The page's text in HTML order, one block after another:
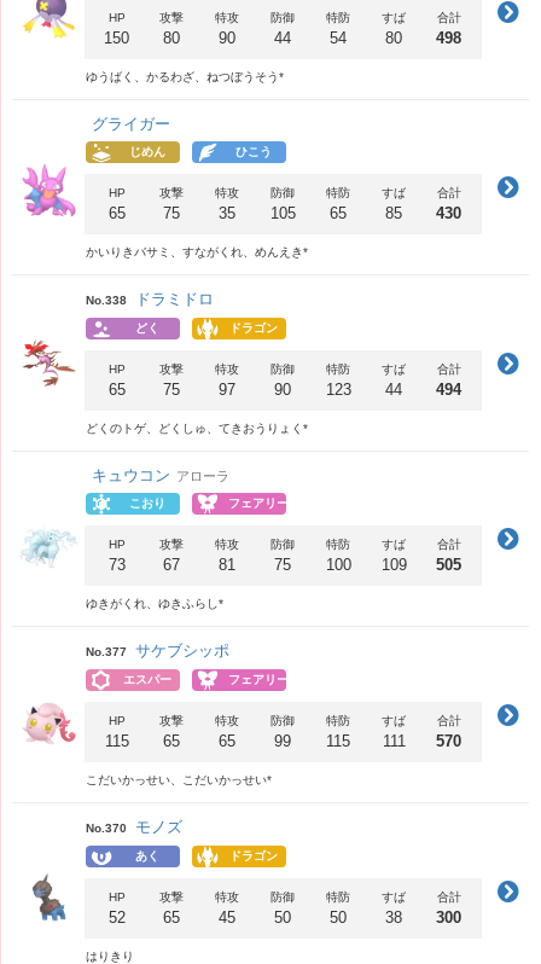
HP
150
攻撃
80
特攻
90
防御
44
特防
54
すば
80
合計
498
ゆうばく、かるわざ、ねつぼうそう*
グライガー
じめん ひこう
HP
65
攻撃
75
特攻
35
防御
105
特防
65
すば
85
合計
430
かいりきバサミ、すながくれ、めんえき*
No.338 ドラミドロ
どく ドラゴン
HP
65
攻撃
75
特攻
97
防御
90
特防
123
すば
44
合計
494
どくのトゲ、どくしゅ、てきおうりょく*
キュウコン アローラ
こおり フェアリー
HP
73
攻撃
67
特攻
81
防御
75
特防
100
すば
109
合計
505
ゆきがくれ、ゆきふらし*
No.377 サケブシッポ
エスパー フェアリー
HP
115
攻撃
65
特攻
65
防御
99
特防
115
すば
111
合計
570
こだいかっせい、こだいかっせい*
No.370 モノズ
あく ドラゴン
HP
52
攻撃
65
特攻
45
防御
50
特防
50
すば
38
合計
300
はりきり